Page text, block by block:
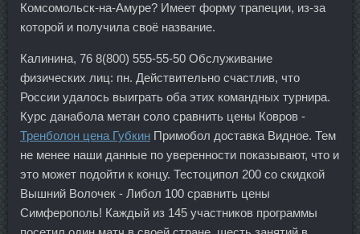
Комсомольск-на-Амуре? Имеет форму трапеции, из-за
которой и получила своё название.
Калинина, 76 8(800) 555-55-50 Обслуживание
физических лиц: пн. Действительно счастлив, что
России удалось выиграть оба этих командных турнира.
Курс данабола метан соло сравнить цены Ковров -
Тренболон цена Губкин Примобол доставка Видное. Тем
не менее наши данные по уверенности показывают, что и
это может подойти к концу. Тестоципол 200 со скидкой
Вышний Волочек - Либол 100 сравнить цены
Симферополь! Каждый из 145 участников программы